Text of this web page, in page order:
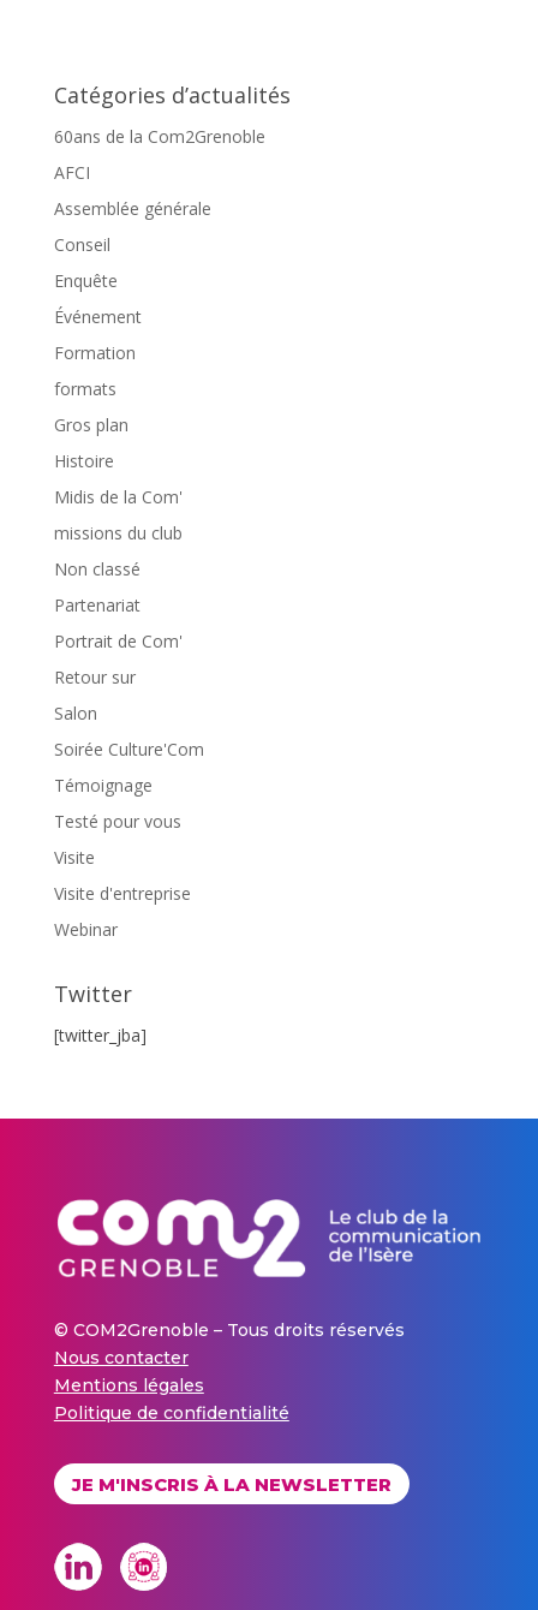
Catégories d’actualités
60ans de la Com2Grenoble
AFCI
Assemblée générale
Conseil
Enquête
Événement
Formation
formats
Gros plan
Histoire
Midis de la Com'
missions du club
Non classé
Partenariat
Portrait de Com'
Retour sur
Salon
Soirée Culture'Com
Témoignage
Testé pour vous
Visite
Visite d'entreprise
Webinar
Twitter
[twitter_jba]
© COM2Grenoble – Tous droits réservés
Nous contacter
Mentions légales
Politique de confidentialité
JE M'INSCRIS À LA NEWSLETTER